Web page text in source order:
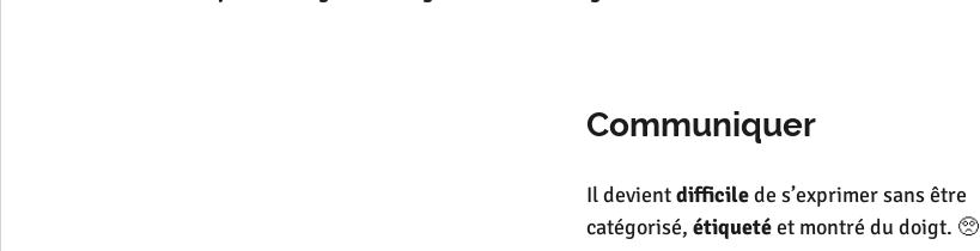
Communiquer
Il devient difficile de s’exprimer sans être
catégorisé, étiqueté et montré du doigt. 🥺